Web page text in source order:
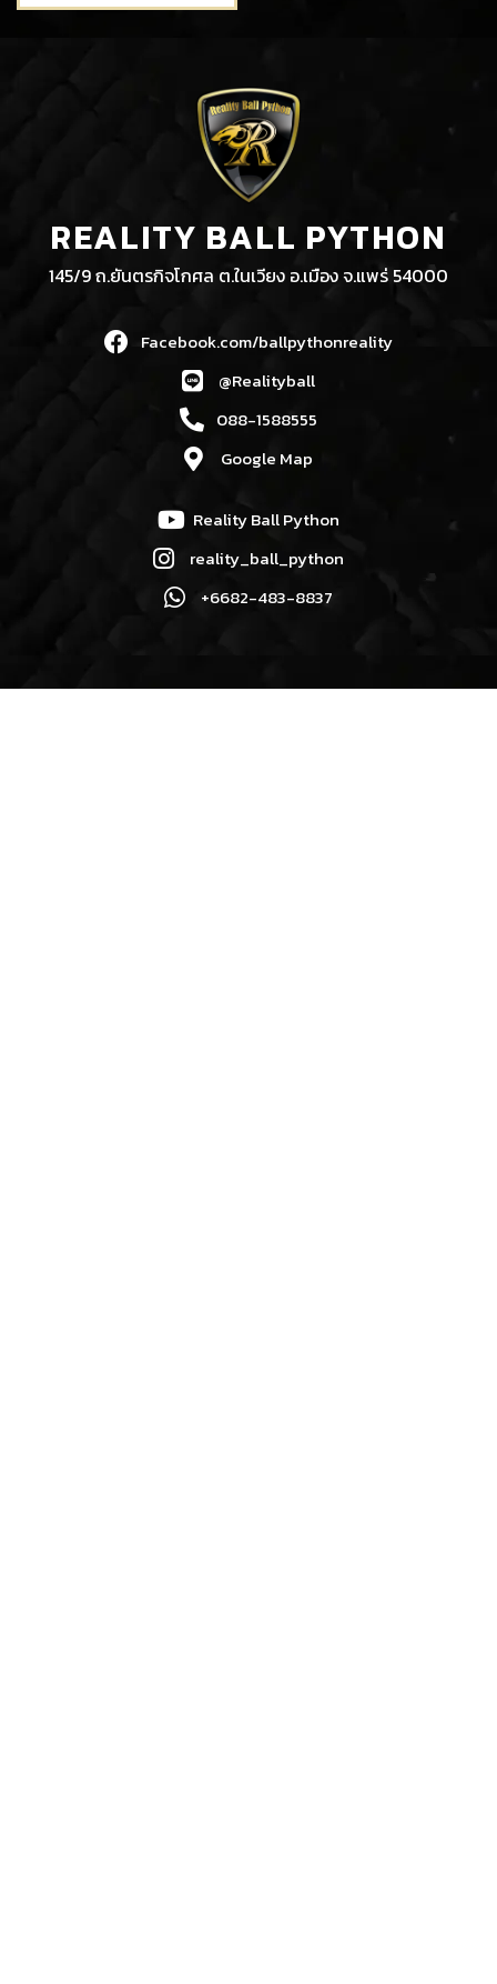
REALITY BALL PYTHON
145/9 ถ.ยันตรกิจโกศล ต.ในเวียง อ.เมือง จ.แพร่ 54000
Facebook.com/ballpythonreality
@Realityball
088-1588555
Google Map
Reality Ball Python
reality_ball_python
+6682-483-8837